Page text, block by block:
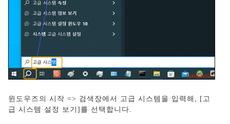
윈도우즈의 시작 => 검색장에서 고급 시스템을 입력해, [고
급 시스템 설정 보기]를 선택합니다.